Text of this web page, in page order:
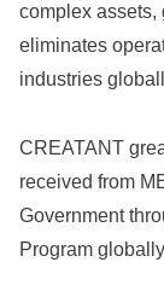
complex assets,
eliminates
industries
CREATANT
received from
Government
Program